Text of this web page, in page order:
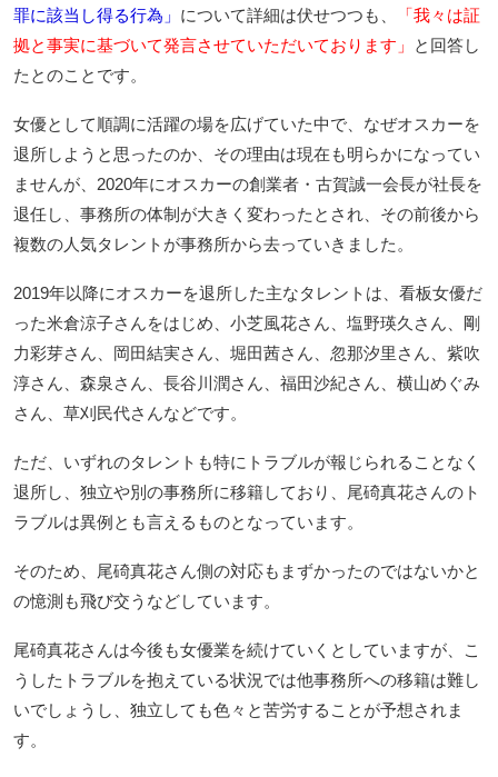
罪に該当し得る行為」 について詳細は伏せつつも、
「我々は証
拠と事実に基づいて発言させていただいております」
と回答し
たとのことです。
女優として順調に活躍の場を広げていた中で、なぜオスカーを
退所しようと思ったのか、その理由は現在も明らかになってい
ませんが、2020年にオスカーの創業者・古賀誠一会長が社長を
退任し、事務所の体制が大きく変わったとされ、その前後から
複数の人気タレントが事務所から去っていきました。
2019年以降にオスカーを退所した主なタレントは、看板女優だ
った米倉涼子さんをはじめ、小芝風花さん、塩野瑛久さん、剛
力彩芽さん、岡田結実さん、堀田茜さん、忽那汐里さん、紫吹
淳さん、森泉さん、長谷川潤さん、福田沙紀さん、横山めぐみ
さん、草刈民代さんなどです。
ただ、いずれのタレントも特にトラブルが報じられることなく
退所し、独立や別の事務所に移籍しており、尾碕真花さんのト
ラブルは異例とも言えるものとなっています。
そのため、尾碕真花さん側の対応もまずかったのではないかと
の憶測も飛び交うなどしています。
尾碕真花さんは今後も女優業を続けていくとしていますが、こ
うしたトラブルを抱えている状況では他事務所への移籍は難し
いでしょうし、独立しても色々と苦労することが予想されま
す。